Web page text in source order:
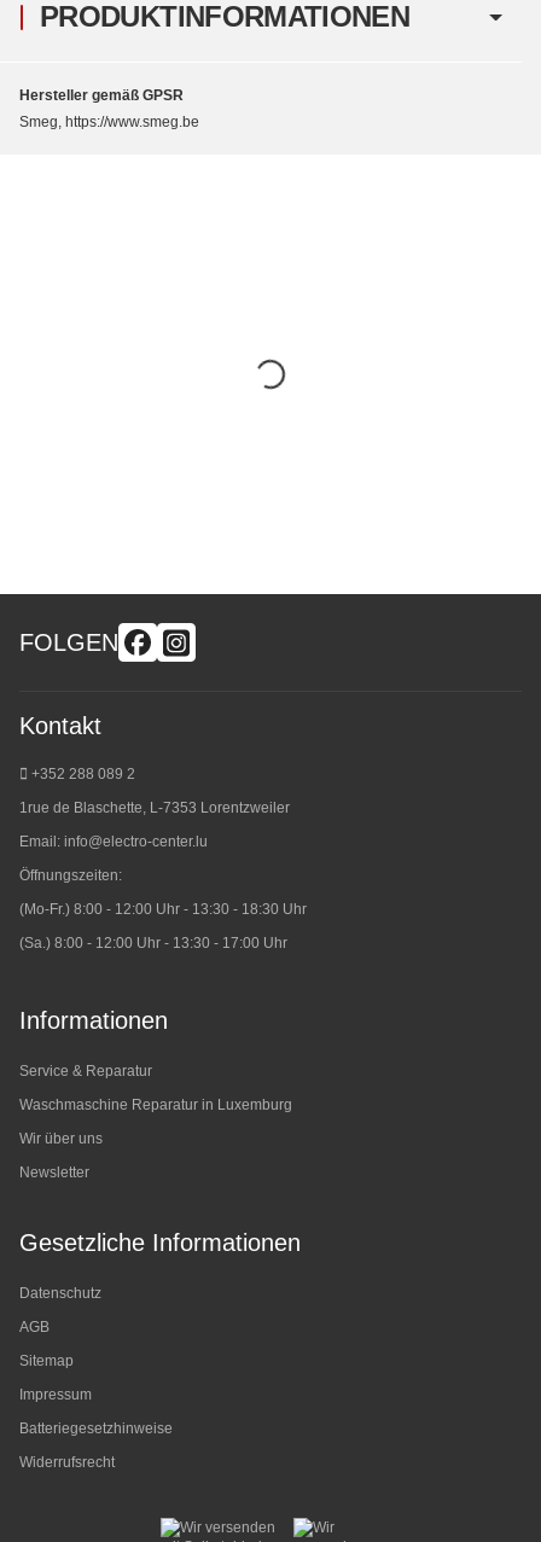
PRODUKTINFORMATIONEN
Hersteller gemäß GPSR
Smeg, https://www.smeg.be
FOLGEN
Kontakt
+352 288 089 2
1rue de Blaschette, L-7353 Lorentzweiler
Email: info@electro-center.lu
Öffnungszeiten:
(Mo-Fr.) 8:00 - 12:00 Uhr - 13:30 - 18:30 Uhr
(Sa.) 8:00 - 12:00 Uhr - 13:30 - 17:00 Uhr
Informationen
Service & Reparatur
Waschmaschine Reparatur in Luxemburg
Wir über uns
Newsletter
Gesetzliche Informationen
Datenschutz
AGB
Sitemap
Impressum
Batteriegesetzhinweise
Widerrufsrecht